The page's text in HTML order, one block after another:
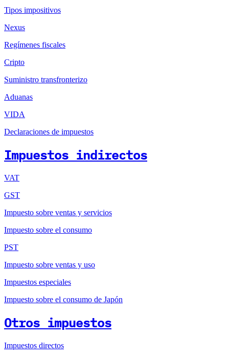
Tipos impositivos
Nexus
Regímenes fiscales
Cripto
Suministro transfronterizo
Aduanas
VIDA
Declaraciones de impuestos
Impuestos indirectos
VAT
GST
Impuesto sobre ventas y servicios
Impuesto sobre el consumo
PST
Impuesto sobre ventas y uso
Impuestos especiales
Impuesto sobre el consumo de Japón
Otros impuestos
Impuestos directos